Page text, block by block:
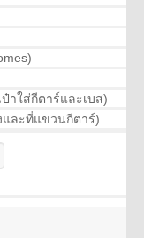
าใส่กีตาร์และเบส)
และที่แขวนกีตาร์)